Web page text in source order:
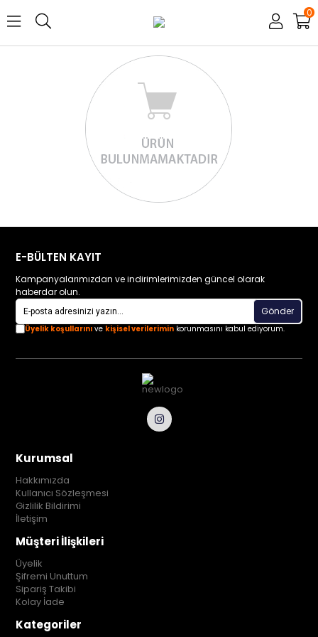
0
E-BÜLTEN KAYIT
Kampanyalarımızdan ve indirimlerimizden güncel olarak
haberdar olun.
Gönder
Üyelik koşullarını ve kişisel verilerimin korunmasını kabul ediyorum.
Kurumsal
Hakkımızda
Kullanıcı Sözleşmesi
Gizlilik Bildirimi
İletişim
Müşteri İlişkileri
Üyelik
Şifremi Unuttum
Sipariş Takibi
Kolay İade
Kategoriler